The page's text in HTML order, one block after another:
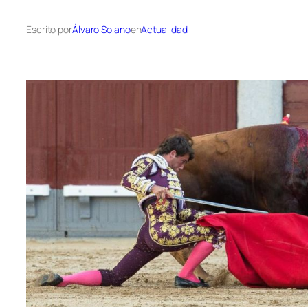
Escrito porÁlvaro SolanoenActualidad